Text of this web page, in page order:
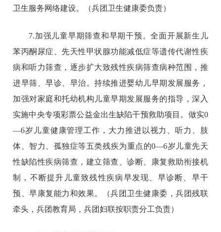
卫生服务网络建设。（兵团卫生健康委负责）
7.加强儿童早期筛查和早期干预。全面开展新生儿
苯丙酮尿症、先天性甲状腺功能减低症等遗传代谢性疾
病和听力筛查，逐步扩大致残性疾病筛查病种范围，推
进早筛、早诊、早治。持续推进婴幼儿早期发展服务，
加强对家庭和托幼机构儿童早期发展服务的指导，深入
实施中央专项彩票公益金出生缺陷干预救助项目。做实0
—6岁儿童健康管理工作，大力推进以视力、听力、肢
体、智力、孤独症等五类残疾为重点的0—6岁儿童先天
性缺陷性疾病筛查，建立筛查、诊断、康复救助衔接机
制，不断提升儿童致残性疾病早发现、早诊断、早干
预、早康复能力和效果。（兵团卫生健康委，兵团残联
牵头，兵团教育局，兵团妇联按职责分工负责）